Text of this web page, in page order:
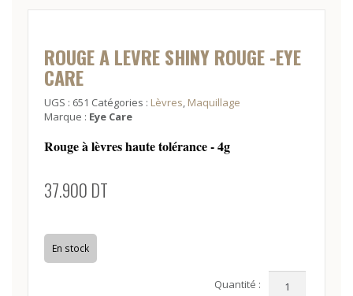
ROUGE A LEVRE SHINY ROUGE -EYE
CARE
UGS : 651 Catégories : Lèvres, Maquillage
Marque : Eye Care
Rouge à lèvres haute tolérance - 4g
37.900 DT
En stock
Quantité :